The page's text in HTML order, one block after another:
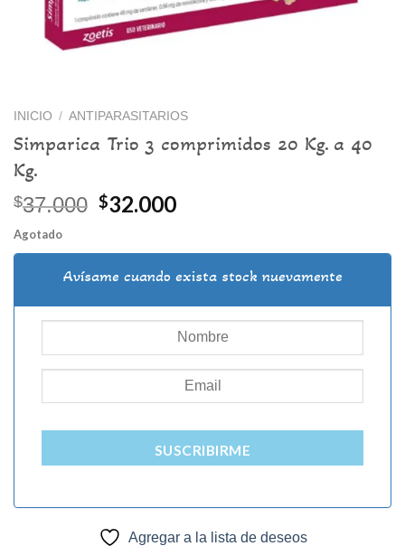
INICIO / ANTIPARASITARIOS
Simparica Trio 3 comprimidos 20 Kg. a 40
Kg.
$37.000 El
$37.000.
$32.000El
es:
$32.000.
Agotado
Avísame cuando exista stock nuevamente
SUSCRIBIRME
Agregar a la lista de deseos